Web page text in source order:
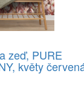
zeď, PURE
květy